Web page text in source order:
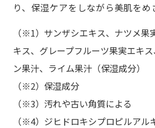
り、保湿ケアをしながら美肌をめ
（※1）サンザシエキス、ナツメ果
キス、グレープフルーツ果実エキ
ン果汁、ライム果汁（保湿成分）
（※2）保湿成分
（※3）汚れや古い角質による
（※4）ジヒドロキシプロピルアル